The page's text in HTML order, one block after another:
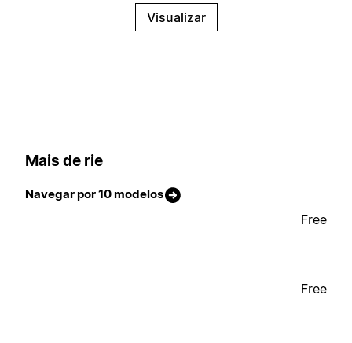
Visualizar
Mais de rie
Navegar por 10 modelos
Free
Free